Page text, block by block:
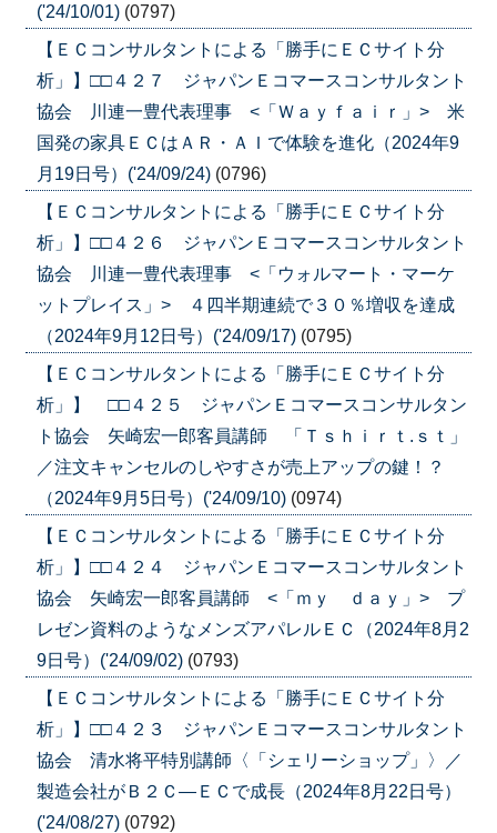
('24/10/01) (0797)
【ＥＣコンサルタントによる「勝手にＥＣサイト分
析」】□□４２７ ジャパンＥコマースコンサルタント
協会 川連一豊代表理事 <「Ｗａｙｆａｉｒ」> 米
国発の家具ＥＣはＡＲ・ＡＩで体験を進化（2024年9
月19日号）('24/09/24) (0796)
【ＥＣコンサルタントによる「勝手にＥＣサイト分
析」】□□４２６ ジャパンＥコマースコンサルタント
協会 川連一豊代表理事 <「ウォルマート・マーケ
ットプレイス」> ４四半期連続で３０％増収を達成
（2024年9月12日号）('24/09/17) (0795)
【ＥＣコンサルタントによる「勝手にＥＣサイト分
析」】 □□４２５ ジャパンＥコマースコンサルタン
ト協会 矢崎宏一郎客員講師 「Ｔｓｈｉｒｔ.ｓｔ」
／注文キャンセルのしやすさが売上アップの鍵！？
（2024年9月5日号）('24/09/10) (0974)
【ＥＣコンサルタントによる「勝手にＥＣサイト分
析」】□□４２４ ジャパンＥコマースコンサルタント
協会 矢崎宏一郎客員講師 <「ｍｙ ｄａｙ」> プ
レゼン資料のようなメンズアパレルＥＣ（2024年8月2
9日号）('24/09/02) (0793)
【ＥＣコンサルタントによる「勝手にＥＣサイト分
析」】□□４２３ ジャパンＥコマースコンサルタント
協会 清水将平特別講師〈「シェリーショップ」〉／
製造会社がＢ２Ｃ―ＥＣで成長（2024年8月22日号）
('24/08/27) (0792)